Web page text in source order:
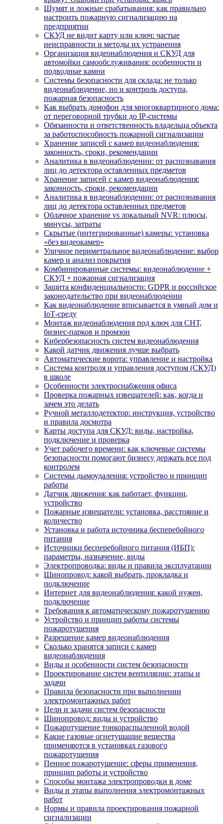
Шумят и ложные срабатывания: как правильно
настроить пожарную сигнализацию на
предприятии
СКУД не видит карту или ключ: частые
неисправности и методы их устранения
Организация видеонаблюдения и СКУД для
автомойки самообслуживания: особенности и
подводные камни
Системы безопасности для склада: не только
видеонаблюдение, но и контроль доступа,
пожарная безопасность
Как выбрать домофон для многоквартирного дома:
от переговорной трубки до IP-системы
Обязанности и ответственность владельца объекта
за работоспособность пожарной сигнализации
Хранение записей с камер видеонаблюдения:
законность, сроки, рекомендации
Аналитика в видеонаблюдении: от распознавания
лиц до детектора оставленных предметов
Хранение записей с камер видеонаблюдения:
законность, сроки, рекомендации
Аналитика в видеонаблюдении: от распознавания
лиц до детектора оставленных предметов
Облачное хранение vs локальный NVR: плюсы,
минусы, затраты
Скрытые (интегрированные) камеры: установка
«без видеокамер»
Уличное периметральное видеонаблюдение: выбор
камер и анализ покрытия
Комбинированные системы: видеонаблюдение +
СКУД + пожарная сигнализация
Защита конфиденциальности: GDPR и российское
законодательство при видеонаблюдении
Как видеонаблюдение вписывается в умный дом и
IoT‑среду
Монтаж видеонаблюдения под ключ для СНТ,
бизнес‑парков и промзон
Кибербезопасность систем видеонаблюдения
Какой датчик движения лучше выбрать
Автоматические ворота: управление и настройка
Система контроля и управления доступом (СКУД)
в школе
Особенности электроснабжения офиса
Проверка пожарных извещателей: как, когда и
зачем это делать
Ручной металлодетектор: инструкция, устройство
и правила досмотра
Карты доступа для СКУД: виды, настройка,
подключение и проверка
Учет рабочего времени: как ключевые системы
безопасности помогают бизнесу держать все под
контролем
Системы дымоудаления: устройство и принцип
работы
Датчик движения: как работает, функции,
устройство
Пожарные извещатели: установка, расстояние и
количество
Установка и работа источника бесперебойного
питания
Источники бесперебойного питания (ИБП):
параметры, назначение, виды
Электропроводка: виды и правила эксплуатации
Шинопровод: какой выбрать, прокладка и
подключение
Интернет для видеонаблюдения: какой нужен,
подключение
Требования к автоматическому пожаротушению
Устройство и принцип работы системы
пожаротушения
Разрешение камер видеонаблюдения
Сколько хранятся записи с камер
видеонаблюдения
Виды и особенности систем безопасности
Проектирование систем вентиляции: этапы и
задачи
Правила безопасности при выполнении
электромонтажных работ
Цели и задачи систем безопасности
Шинопровод: виды и устройство
Пожаротушение тонкораспыленной водой
Какие газовые огнетушащие вещества
применяются в установках газового
пожаротушения
Пенное пожаротушение: сферы применения,
принцип работы и устройство
Способы монтажа электропроводки в доме
Виды и этапы выполнения электромонтажных
работ
Нормы и правила проектирования пожарной
сигнализации